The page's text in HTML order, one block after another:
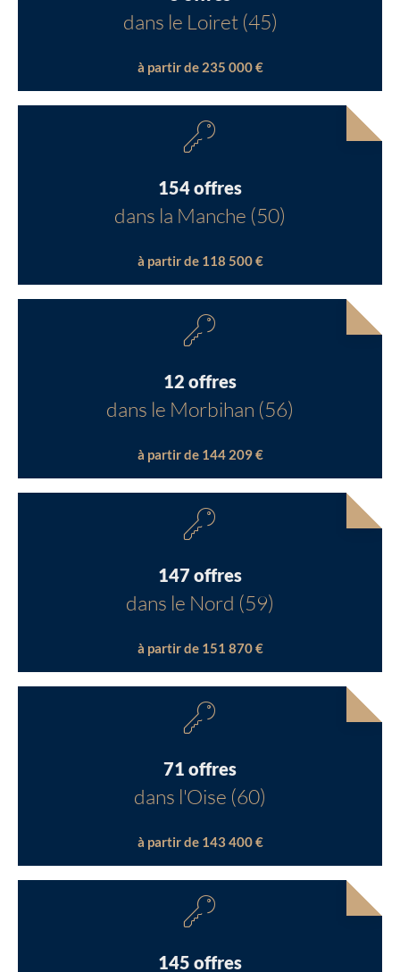
dans le Loiret (45)
à partir de 235 000 €
154 offres
dans la Manche (50)
à partir de 118 500 €
12 offres
dans le Morbihan (56)
à partir de 144 209 €
147 offres
dans le Nord (59)
à partir de 151 870 €
71 offres
dans l'Oise (60)
à partir de 143 400 €
145 offres